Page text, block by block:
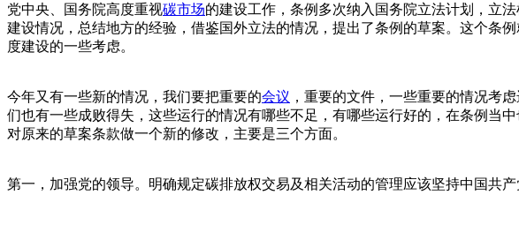
党中央、国务院高度重视碳市场的建设工作，条例多次纳入国务院立法计划，立
建设情况，总结地方的经验，借鉴国外立法的情况，提出了条例的草案。这个条
度建设的一些考虑。
今年又有一些新的情况，我们要把重要的会议 ，重要的文件，一些重要的情况考
们也有一些成败得失，这些运行的情况有哪些不足，有哪些运行好的，在条例当
对原来的草案条款做一个新的修改，主要是三个方面。
第一，加强党的领导。明确规定碳排放权交易及相关活动的管理应该坚持中国共